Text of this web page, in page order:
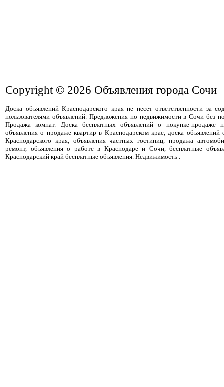
Copyright © 2026 Объявления города Сочи
Доска объявлений Краснодарского края не несет ответственности за
пользователями объявлений. Предложения по недвижимости в Сочи без
Продажа комнат. Доска бесплатных объявлений о покупке-продаже
объявления о продаже квартир в Краснодарском крае, доска
Краснодарского края, объявления частных гостиниц, продажа
ремонт, объявления о работе в Краснодаре и Сочи, бесплатные
Краснодарский край бесплатные объявления. Недвижимость .